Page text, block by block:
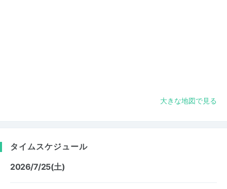
大きな地図で見る
タイムスケジュール
2026/7/25(土)